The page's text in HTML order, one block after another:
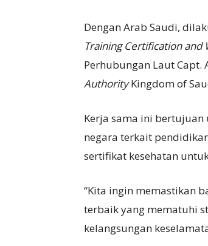
Dengan Arab Saudi,
Training Certification
Perhubungan Laut
AuthorityKingdom of
Kerja sama ini
negara terkait
sertifikat kesehatan
“Kita ingin memastikan
terbaik yang mematuhi
kelangsungan